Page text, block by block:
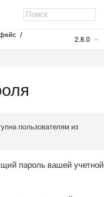
2.8.0
пользователям из
пароль вашей учетной